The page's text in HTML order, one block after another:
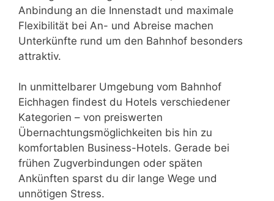
Anbindung an die Innenstadt und maximale
Flexibilität bei An- und Abreise machen
Unterkünfte rund um den Bahnhof besonders
attraktiv.
In unmittelbarer Umgebung vom Bahnhof
Eichhagen findest du Hotels verschiedener
Kategorien – von preiswerten
Übernachtungsmöglichkeiten bis hin zu
komfortablen Business-Hotels. Gerade bei
frühen Zugverbindungen oder späten
Ankünften sparst du dir lange Wege und
unnötigen Stress.